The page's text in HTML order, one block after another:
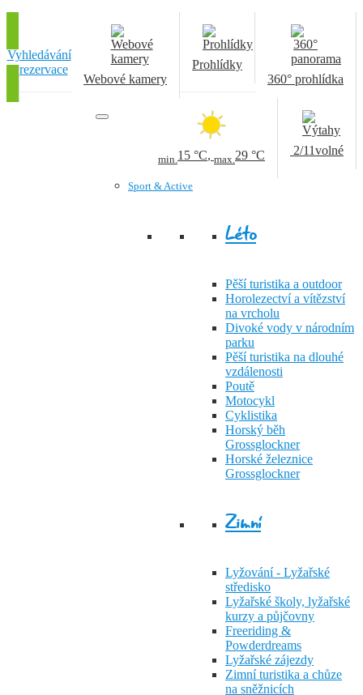
360° prohlídka
Prohlídky
Webové kamery
2/11volné
min.15 °C, max.29 °C
Vyhledávání
a rezervace
Sport & Active
Léto
Pěší turistika a outdoor
Horolezectví a vítězství
na vrcholu
Divoké vody v národním
parku
Pěší turistika na dlouhé
vzdálenosti
Poutě
Motocykl
Cyklistika
Horský běh
Grossglockner
Horské železnice
Grossglockner
Zimní
Lyžování - Lyžařské
středisko
Lyžařské školy, lyžařské
kurzy a půjčovny
Freeriding &
Powderdreams
Lyžařské zájezdy
Zimní turistika a chůze
na sněžnicích